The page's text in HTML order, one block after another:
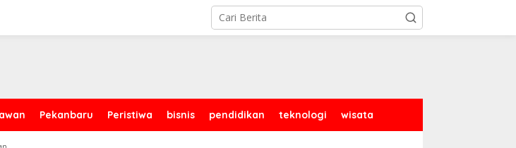
Pekanbaru Peristiwa bisnis pendidikan teknologi wisata